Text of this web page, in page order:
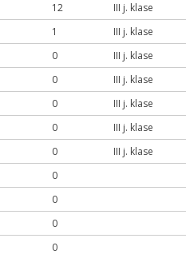
12
III j. klase
1
III j. klase
0
III j. klase
0
III j. klase
0
III j. klase
0
III j. klase
0
III j. klase
0
0
0
0